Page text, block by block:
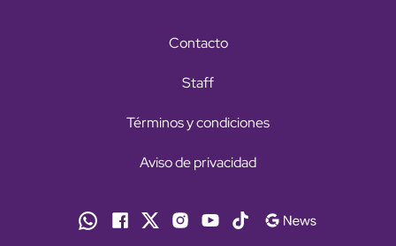
Contacto
Staff
Términos y condiciones
Aviso de privacidad